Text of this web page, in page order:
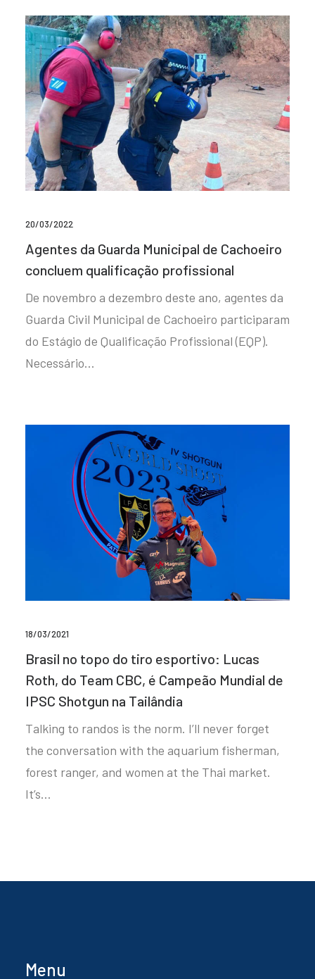
20/03/2022
Agentes da Guarda Municipal de Cachoeiro
concluem qualificação profissional
De novembro a dezembro deste ano, agentes da
Guarda Civil Municipal de Cachoeiro participaram
do Estágio de Qualificação Profissional (EQP).
Necessário…
18/03/2021
Brasil no topo do tiro esportivo: Lucas
Roth, do Team CBC, é Campeão Mundial de
IPSC Shotgun na Tailândia
Talking to randos is the norm. I’ll never forget
the conversation with the aquarium fisherman,
forest ranger, and women at the Thai market.
It’s…
Menu